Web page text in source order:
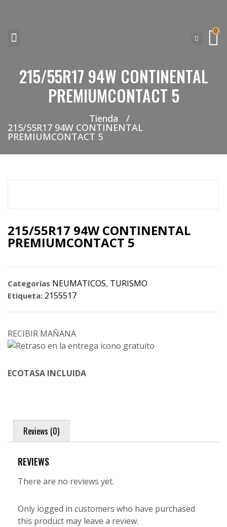
0
215/55R17 94W CONTINENTAL
PREMIUMCONTACT 5
Tienda /
215/55R17 94W CONTINENTAL
PREMIUMCONTACT 5
215/55R17 94W CONTINENTAL
PREMIUMCONTACT 5
Categorías NEUMATICOS, TURISMO
Etiqueta: 2155517
RECIBIR MAÑANA
ECOTASA INCLUIDA
Reviews (0)
REVIEWS
There are no reviews yet.
Only logged in customers who have purchased
this product may leave a review.